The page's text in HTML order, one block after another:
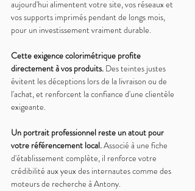
aujourd'hui alimentent votre site, vos réseaux et
vos supports imprimés pendant de longs mois,
pour un investissement vraiment durable.
Cette exigence colorimétrique profite
directement à vos produits. Des teintes justes
évitent les déceptions lors de la livraison ou de
l'achat, et renforcent la confiance d'une clientèle
exigeante.
Un portrait professionnel reste un atout pour
votre référencement local. Associé à une fiche
d'établissement complète, il renforce votre
crédibilité aux yeux des internautes comme des
moteurs de recherche à Antony.